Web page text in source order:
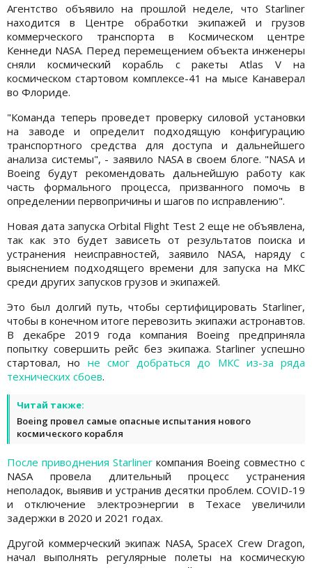
Агентство объявило на прошлой неделе, что Starliner
находится в Центре обработки экипажей и грузов
коммерческого транспорта в Космическом центре
Кеннеди NASA. Перед перемещением объекта инженеры
сняли космический корабль с ракеты Atlas V на
космическом стартовом комплексе-41 на мысе Канаверал
во Флориде.
"Команда теперь проведет проверку силовой установки
на заводе и определит подходящую конфигурацию
транспортного средства для доступа и дальнейшего
анализа системы", - заявило NASA в своем блоге. "NASA и
Boeing будут рекомендовать дальнейшую работу как
часть формального процесса, призванного помочь в
определении первопричины и шагов по исправлению".
Новая дата запуска Orbital Flight Test 2 еще не объявлена,
так как это будет зависеть от результатов поиска и
устранения неисправностей, заявило NASA, наряду с
выяснением подходящего времени для запуска на МКС
среди других запусков грузов и экипажей.
Это был долгий путь, чтобы сертифицировать Starliner,
чтобы в конечном итоге перевозить экипажи астронавтов.
В декабре 2019 года компания Boeing предприняла
попытку совершить рейс без экипажа. Starliner успешно
стартовал, но не смог добраться до МКС из-за ряда
технических сбоев.
Читай также:
Boeing провел самые опасные испытания нового
космического корабля
После приводнения Starliner компания Boeing совместно с
NASA провела длительный процесс устранения
неполадок, выявив и устранив десятки проблем. COVID-19
и отключение электроэнергии в Техасе увеличили
задержки в 2020 и 2021 годах.
Другой коммерческий экипаж NASA, SpaceX Crew Dragon,
начал выполнять регулярные полеты на космическую